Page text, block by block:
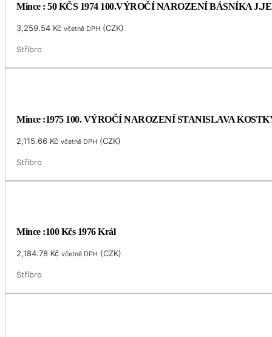
Mince : 50 KČS 1974 100.VÝROČÍ NAROZENÍ BÁSNÍKA
3,259.54 Kč včetně DPH (CZK)
Stříbro
Mince :1975 100. VÝROČÍ NAROZENÍ STANISLAVA
2,115.66 Kč včetně DPH (CZK)
Stříbro
Mince :100 Kčs 1976 Král
2,184.78 Kč včetně DPH (CZK)
Stříbro